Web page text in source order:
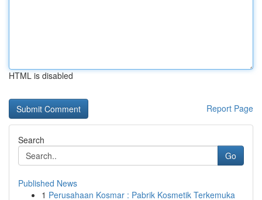
HTML is disabled
Report Page
Search
Go
Published News
1 Perusahaan Kosmar : Pabrik Kosmetik Terkemuka